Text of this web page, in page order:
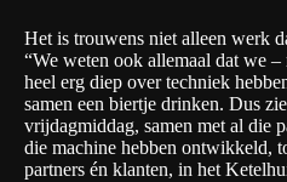
Het is trouwens niet alleen werk
“We weten ook allemaal dat we –
heel erg diep over techniek
samen een biertje drinken. Dus
vrijdagmiddag, samen met al die
die machine hebben ontwikkeld,
partners én klanten, in het